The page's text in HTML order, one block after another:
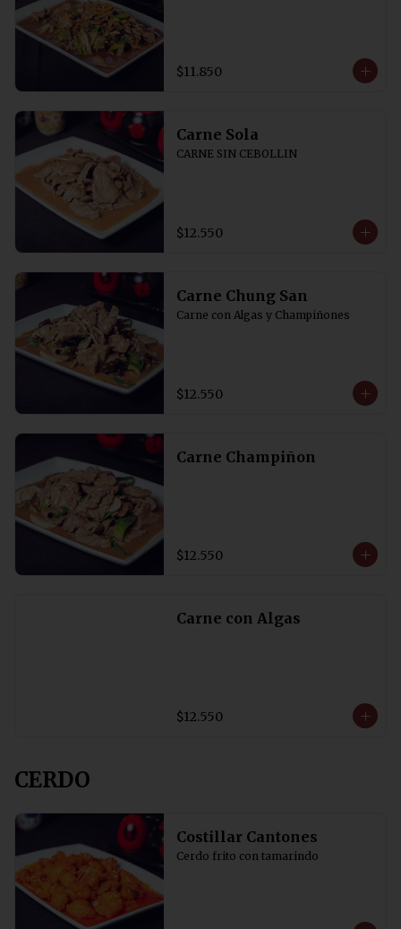
$11.850
Carne Sola
CARNE SIN CEBOLLIN
$12.550
Carne Chung San
Carne con Algas y Champiñones
$12.550
Carne Champiñon
$12.550
Carne con Algas
$12.550
CERDO
Costillar Cantones
Cerdo frito con tamarindo